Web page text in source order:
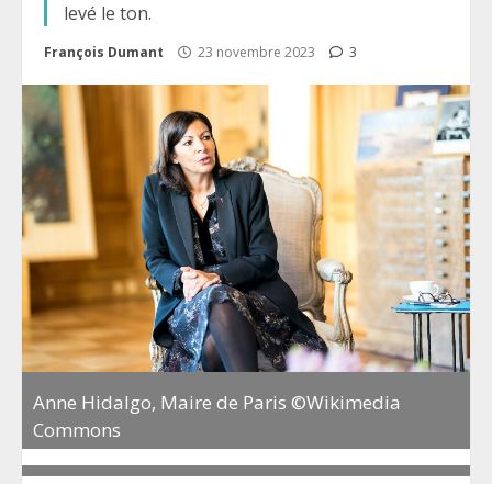
levé le ton.
François Dumant 23 novembre 2023 3
Anne Hidalgo, Maire de Paris ©Wikimedia
Commons